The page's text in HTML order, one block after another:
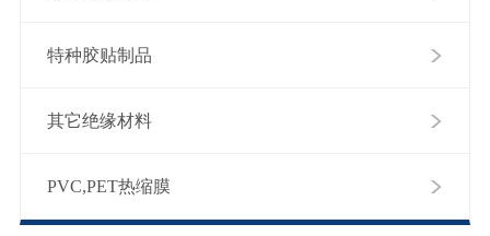
特种胶贴制品
其它绝缘材料
PVC,PET热缩膜